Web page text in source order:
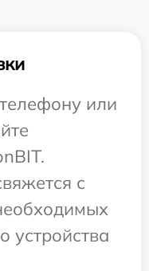
или
с
устройства